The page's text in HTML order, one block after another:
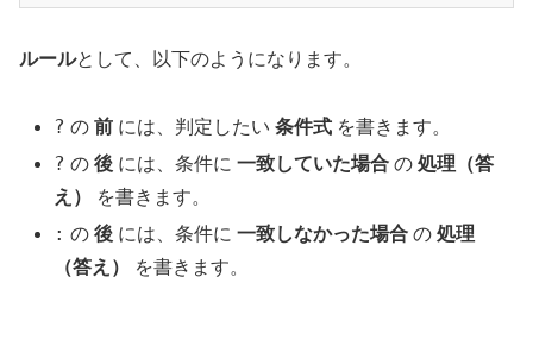
ルールとして、以下のようになります。
? の前 には、判定したい条件式 を書きます。
? の後 には、条件に一致していた場合 の処理（答
え）
を書きます。
: の後 には、条件に一致しなかった場合 の処理
（答え）
を書きます。